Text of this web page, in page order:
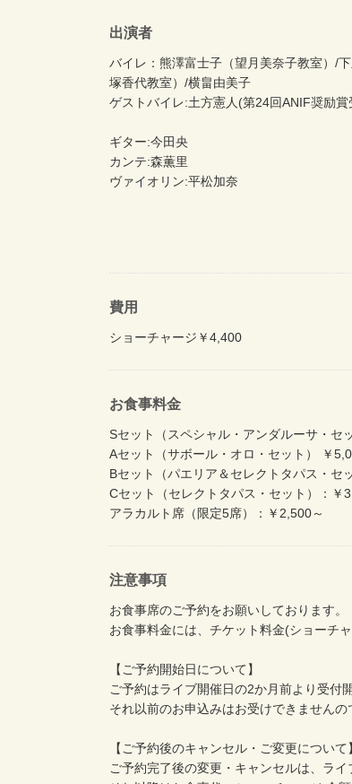
出演者
バイレ：熊澤富士子（望月美奈子教室）/
塚香代教室）/横畠由美子
ゲストバイレ:土方憲人(第24回ANIF奨励賞
ギター:今田央
カンテ:森薫里
ヴァイオリン:平松加奈
費用
ショーチャージ￥4,400
お食事料金
Sセット（スペシャル・アンダルーサ・セ
Aセット（サボール・オロ・セット） ￥
Bセット（パエリア＆セレクトタパス・セ
Cセット（セレクトタパス・セット）：￥
アラカルト席（限定5席）：￥2,500～
注意事項
お食事席のご予約をお願いしております。
お食事料金には、チケット料金(ショーチ
【ご予約開始日について】
ご予約はライブ開催日の2か月前より受付
それ以前のお申込みはお受けできませんの
【ご予約後のキャンセル・ご変更について】
ご予約完了後の変更・キャンセルは、ラ